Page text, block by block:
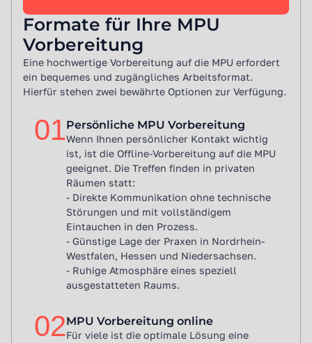
Formate für Ihre MPU
Vorbereitung
Eine hochwertige Vorbereitung auf die MPU erfordert
ein bequemes und zugängliches Arbeitsformat.
Hierfür stehen zwei bewährte Optionen zur Verfügung.
01Persönliche MPU Vorbereitung
Wenn Ihnen persönlicher Kontakt wichtig
ist, ist die Offline-Vorbereitung auf die MPU
geeignet. Die Treffen finden in privaten
Räumen statt:
- Direkte Kommunikation ohne technische
Störungen und mit vollständigem
Eintauchen in den Prozess.
- Günstige Lage der Praxen in Nordrhein-
Westfalen, Hessen und Niedersachsen.
- Ruhige Atmosphäre eines speziell
ausgestatteten Raums.
02MPU Vorbereitung online
Für viele ist die optimale Lösung eine